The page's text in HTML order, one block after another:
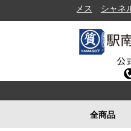
シャネル など激
全商品